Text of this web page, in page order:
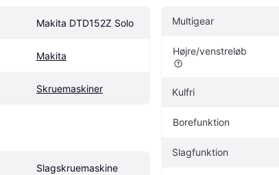
Makita DTD152Z Solo
Makita
Skruemaskiner
Slagskruemaskine
Multigear
Højre/venstreløb
Kulfri
Borefunktion
Slagfunktion